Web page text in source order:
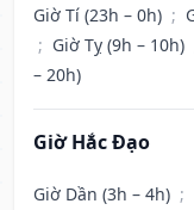
Giờ Tí (23h – 0h) ;
; Giờ Tỵ (9h – 10h)
– 20h)
Giờ Hắc Đạo
Giờ Dần (3h – 4h) ;